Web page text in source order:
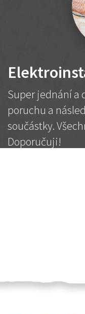
Super jednání a
poruchu a
součástky.
Doporučuji!